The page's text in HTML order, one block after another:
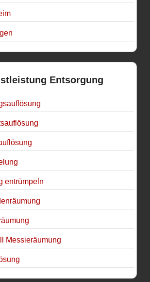
Entsorgung
entrümpeln
Messieräumung